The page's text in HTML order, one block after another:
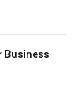
Business